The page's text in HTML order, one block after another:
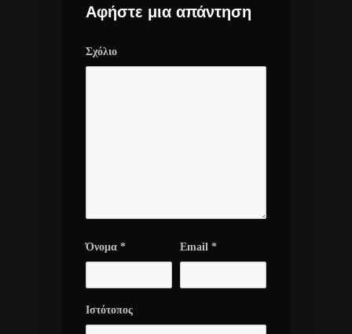
Αφήστε μια απάντηση
Σχόλιο
Όνομα * Email *
Ιστότοπος